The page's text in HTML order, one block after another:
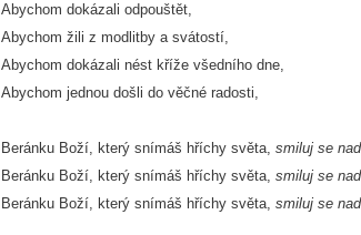
Abychom dokázali odpouštět,
Abychom žili z modlitby a svátostí,
Abychom dokázali nést kříže všedního dne,
Abychom jednou došli do věčné radosti,
Beránku Boží, který snímáš hříchy světa, smiluj se
Beránku Boží, který snímáš hříchy světa, smiluj se
Beránku Boží, který snímáš hříchy světa, smiluj se